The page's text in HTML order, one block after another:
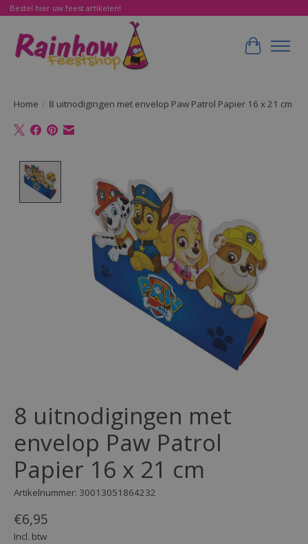
Bestel hier uw feest artikelen!
Home / 8 uitnodigingen met envelop Paw Patrol Papier 16 x 21 cm
8 uitnodigingen met
envelop Paw Patrol
Papier 16 x 21 cm
Artikelnummer: 30013051864232
€6,95
Incl. btw